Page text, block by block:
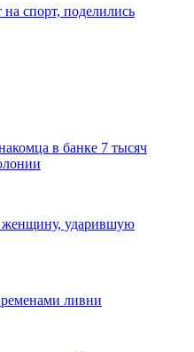
спорт, поделились
в банке 7 тысяч
женщину, ударившую
ливни